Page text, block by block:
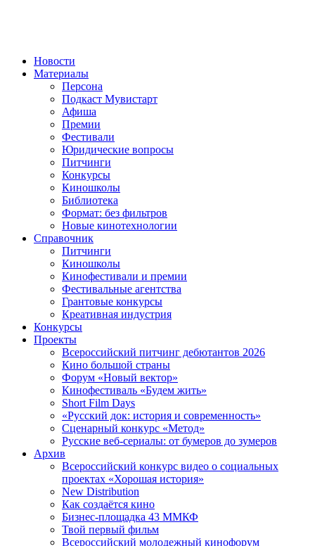
Новости
Материалы
Персона
Подкаст Мувистарт
Афиша
Премии
Фестивали
Юридические вопросы
Питчинги
Конкурсы
Киношколы
Библиотека
Формат: без фильтров
Новые кинотехнологии
Справочник
Питчинги
Киношколы
Кинофестивали и премии
Фестивальные агентства
Грантовые конкурсы
Креативная индустрия
Конкурсы
Проекты
Всероссийский питчинг дебютантов 2026
Кино большой страны
Форум «Новый вектор»
Кинофестиваль «Будем жить»
Short Film Days
«Русский док: история и современность»
Сценарный конкурс «Метод»
Русские веб-сериалы: от бумеров до зумеров
Архив
Всероссийский конкурс видео о социальных
проектах «Хорошая история»
New Distribution
Как создаётся кино
Бизнес-площадка 43 ММКФ
Твой первый фильм
Всероссийский молодежный кинофорум